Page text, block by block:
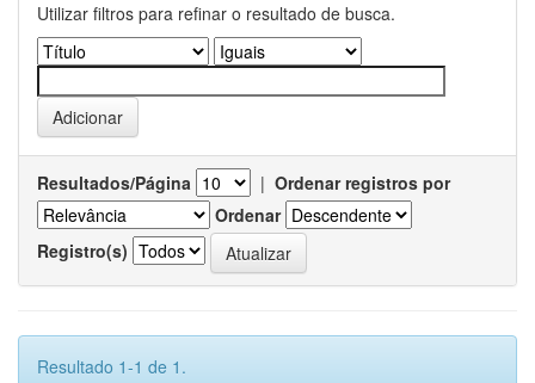
Utilizar filtros para refinar o resultado de busca.
Resultados/Página | Ordenar registros por
Ordenar
Registro(s)
Resultado 1-1 de 1.